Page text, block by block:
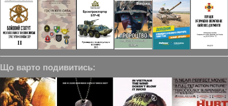
Що варто подивитись: